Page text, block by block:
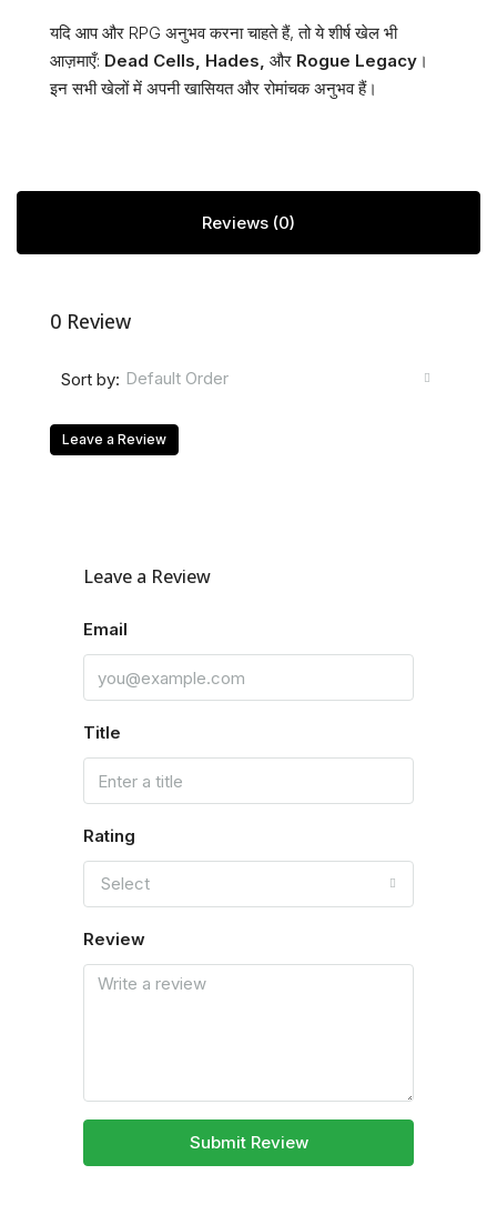
यदि आप और RPG अनुभव करना चाहते हैं, तो ये शीर्ष खेल भी
आज़माएँ: Dead Cells, Hades, और Rogue Legacy ।
इन सभी खेलों में अपनी खासियत और रोमांचक अनुभव हैं।
Reviews (0)
0 Review
Sort by: Default Order
Leave a Review
Leave a Review
Email
Title
Rating
Select
Review
Submit Review